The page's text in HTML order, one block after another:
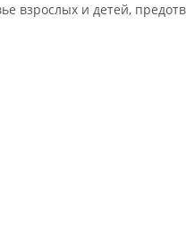
взрослых и детей,